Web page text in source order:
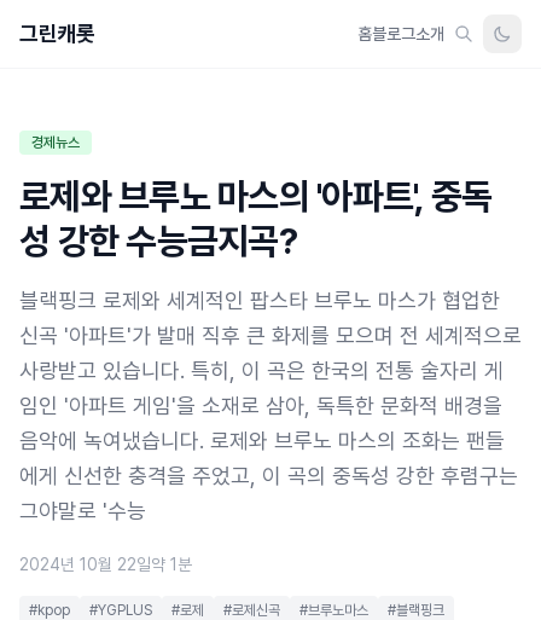
그린캐롯 홈블로그소개
경제뉴스
로제와 브루노 마스의 '아파트', 중독
성 강한 수능금지곡?
블랙핑크 로제와 세계적인 팝스타 브루노 마스가 협업한
신곡 '아파트'가 발매 직후 큰 화제를 모으며 전 세계적으로
사랑받고 있습니다. 특히, 이 곡은 한국의 전통 술자리 게
임인 '아파트 게임'을 소재로 삼아, 독특한 문화적 배경을
음악에 녹여냈습니다. 로제와 브루노 마스의 조화는 팬들
에게 신선한 충격을 주었고, 이 곡의 중독성 강한 후렴구는
그야말로 '수능
2024년 10월 22일약 1분
#kpop #YGPLUS #로제 #로제신곡 #브루노마스
#블랙핑크